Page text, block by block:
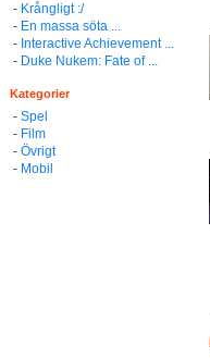
- Krångligt :/
- En massa söta ...
- Interactive Achievement ...
- Duke Nukem: Fate of ...
Kategorier
- Spel
- Film
- Övrigt
- Mobil